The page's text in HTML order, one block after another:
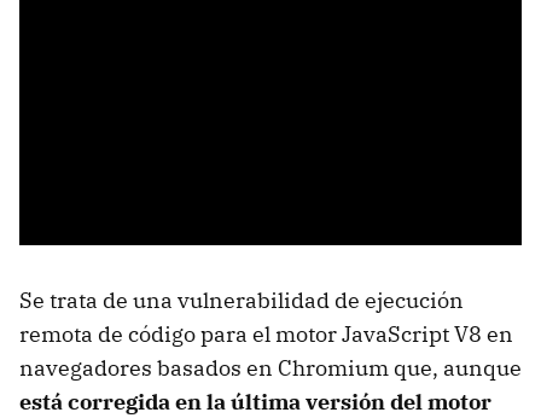
Se trata de una vulnerabilidad de ejecución
remota de código para el motor JavaScript V8 en
navegadores basados ​​en Chromium que, aunque
está corregida en la última versión del motor